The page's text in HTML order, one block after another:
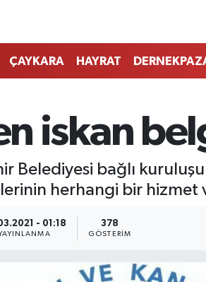
ÇAYKARA HAYRAT
iskan
Belediyesi bağlı
herhangi bir hizmet
- 01:18 378
GÖSTERIM